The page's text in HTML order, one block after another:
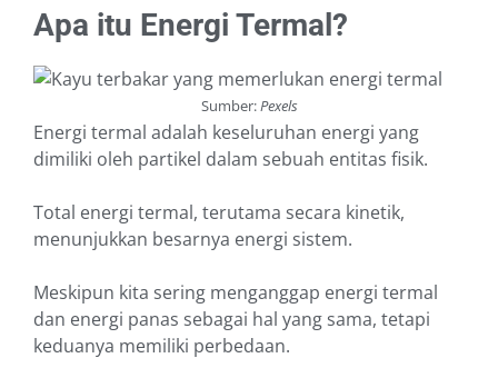
Apa itu Energi Termal?
Sumber:Pexels
Energi termal adalah keseluruhan energi yang
dimiliki oleh partikel dalam sebuah entitas fisik.
Total energi termal, terutama secara kinetik,
menunjukkan besarnya energi sistem.
Meskipun kita sering menganggap energi termal
dan energi panas sebagai hal yang sama, tetapi
keduanya memiliki perbedaan.